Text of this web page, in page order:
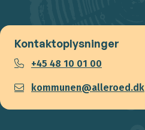
Kontaktoplysninger
+45 48 10 01 00
kommunen@alleroed.dk